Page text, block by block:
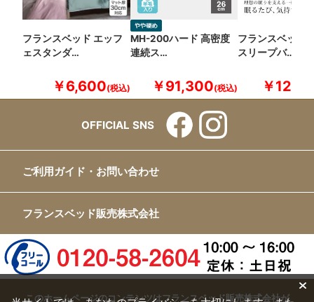
フランスベッド エッフ
ェスタンダ…
￥6,600
MH-200ハード 高密度
連続ス…
￥91,300
フランスベッド
スリープバ…
￥
OFFICIAL SNS
ご利用ガイド・お問い合わせ
フランスベッド販売株式会社
このホームページのコンテンツはフランスベッド販売株式会社が